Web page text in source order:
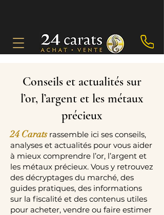
Conseils et actualités sur
l’or, l’argent et les métaux
précieux
24 Caratsrassemble ici ses conseils,
analyses et actualités pour vous aider
à mieux comprendre l’or, l’argent et
les métaux précieux. Vous y retrouvez
des décryptages du marché, des
guides pratiques, des informations
sur la fiscalité et des contenus utiles
pour acheter, vendre ou faire estimer